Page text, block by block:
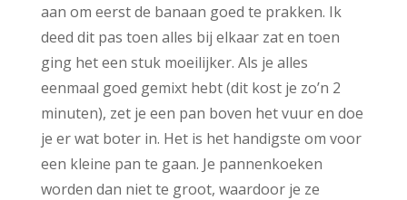
aan om eerst de banaan goed te prakken. Ik
deed dit pas toen alles bij elkaar zat en toen
ging het een stuk moeilijker. Als je alles
eenmaal goed gemixt hebt (dit kost je zo’n 2
minuten), zet je een pan boven het vuur en doe
je er wat boter in. Het is het handigste om voor
een kleine pan te gaan. Je pannenkoeken
worden dan niet te groot, waardoor je ze